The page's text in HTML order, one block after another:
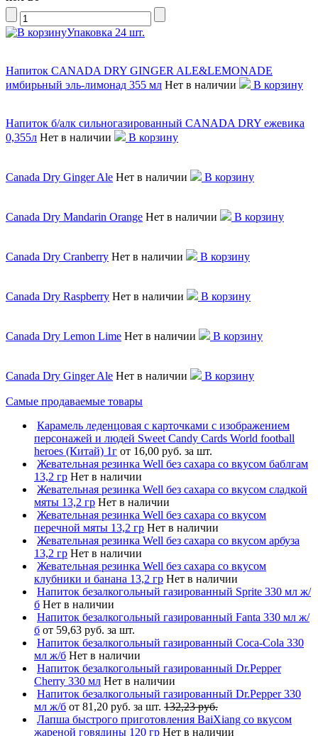
Упаковка 24 шт.
Напиток CANADA DRY GINGER ALE&LEMONADE
имбирьный эль-лимонад 355 мл Нет в наличии В корзину
Напиток б/алк сильногазированный CANADA DRY ежевика
0,355л Нет в наличии В корзину
Canada Dry Ginger Ale Нет в наличии В корзину
Canada Dry Mandarin Orange Нет в наличии В корзину
Canada Dry Cranberry Нет в наличии В корзину
Canada Dry Raspberry Нет в наличии В корзину
Canada Dry Lemon Lime Нет в наличии В корзину
Canada Dry Ginger Ale Нет в наличии В корзину
Самые продаваемые товары
Карамель леденцовая с карточками с изображением
персонажей и людей Sweet Candy Cards World football
heroes (Китай) 1г от 16,00 руб. за шт.
Жевательная резинка Well без сахара со вкусом баблгам
13,2 гр Нет в наличии
Жевательная резинка Well без сахара со вкусом сладкой
мяты 13,2 гр Нет в наличии
Жевательная резинка Well без сахара со вкусом
перечной мяты 13,2 гр Нет в наличии
Жевательная резинка Well без сахара со вкусом арбуза
13,2 гр Нет в наличии
Жевательная резинка Well без сахара со вкусом
клубники и банана 13,2 гр Нет в наличии
Напиток безалкогольный газированный Sprite 330 мл ж/
б Нет в наличии
Напиток безалкогольный газированный Fanta 330 мл ж/
б от 59,63 руб. за шт.
Напиток безалкогольный газированный Coca-Cola 330
мл ж/б Нет в наличии
Напиток безалкогольный газированный Dr.Pepper
Cherry 330 мл Нет в наличии
Напиток безалкогольный газированный Dr.Pepper 330
мл ж/б от 81,20 руб. за шт. 132,23 руб.
Лапша быстрого приготовления BaiXiang со вкусом
жареной говядины 120 гр Нет в наличии